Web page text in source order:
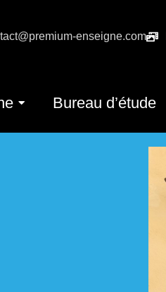
enseigne.com
Bureau d’étude